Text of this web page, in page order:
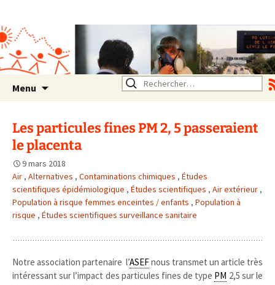
Rhône Alpes
Un environnement sain pour
la santé de tous
Menu Rechercher :
Les particules fines PM 2, 5 passeraient
le placenta
9 mars 2018
Air , Alternatives , Contaminations chimiques , Études
scientifiques épidémiologique , Études scientifiques , Air extérieur ,
Population à risque femmes enceintes / enfants , Population à
risque , Études scientifiques surveillance sanitaire
Notre association partenaire l’ASEFnous transmet un article très
intéressant sur l’impact des particules fines de type PM 2,5 sur le